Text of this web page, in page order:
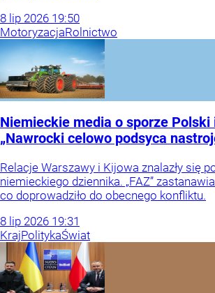
8 lip 2026 19:50
MotoryzacjaRolnictwo
Niemieckie media o sporze Polski
„Nawrocki celowo podsyca
Relacje Warszawy i Kijowa znalazły się
niemieckiego dziennika. „FAZ”
co doprowadziło do obecnego konfliktu.
8 lip 2026 19:31
KrajPolitykaŚwiat